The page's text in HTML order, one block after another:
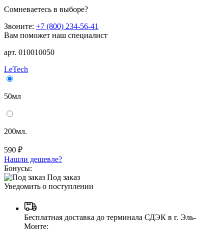
Сомневаетесь в выборе?
Звоните: +7 (800) 234-56-41
Вам поможет наш специалист
арт. 010010050
LeTech
50мл
200мл.
590 ₽
Нашли дешевле?
Бонусы:
Под заказ
Уведомить о поступлении
Бесплатная доставка до терминала СДЭК в г. Эль-
Монте: